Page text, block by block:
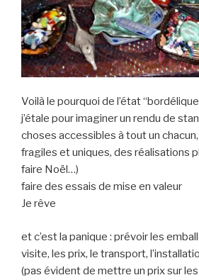
Voilà le pourquoi de l’état
j’étale pour imaginer un rendu de
choses accessibles à tout un
fragiles et uniques, des réalisations
faire Noël…)
faire des essais de mise en valeur
Je rêve
et c’est la panique : prévoir les
visite, les prix, le transport,
(pas évident de mettre un prix sur